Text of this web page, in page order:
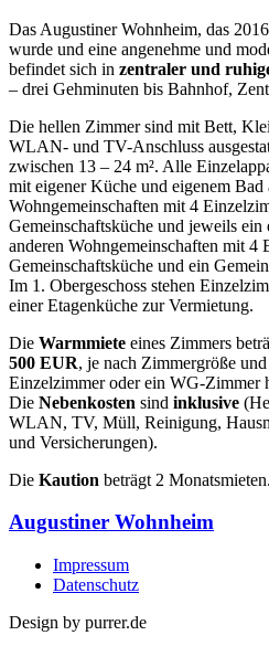
Das Augustiner Wohnheim, das
wurde und eine angenehme und
befindet sich in zentraler und
– drei Gehminuten bis Bahnhof,
Die hellen Zimmer sind mit Bett,
WLAN- und TV-Anschluss
zwischen 13 – 24 m². Alle
mit eigener Küche und eigenem Bad
Wohngemeinschaften mit 4
Gemeinschaftsküche und jeweils ein
anderen Wohngemeinschaften mit 4
Gemeinschaftsküche und ein
Im 1. Obergeschoss stehen
einer Etagenküche zur Vermietung.
Die Warmmiete eines Zimmers
500 EUR, je nach Zimmergröße
Einzelzimmer oder ein WG-Zimmer
Die Nebenkosten sind inklusive
WLAN, TV, Müll, Reinigung,
und Versicherungen).
Die Kaution beträgt 2 Monatsmieten.
Augustiner Wohnheim
Impressum
Datenschutz
Design by purrer.de